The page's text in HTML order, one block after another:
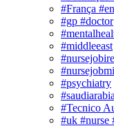
#França
#gp #doctor
#middleeast
#psychiatry
#saudiarabia
#Tecnico
#uk #nurse